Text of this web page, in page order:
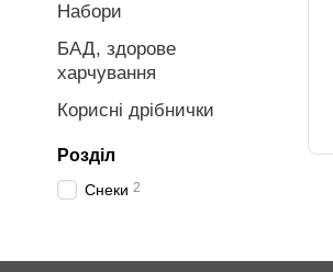
Набори
БАД, здорове
харчування
Корисні дрібнички
Розділ
Снеки 2